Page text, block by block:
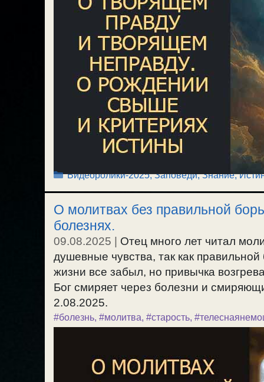
Рубрики
Видеоролики-2025,Заповеди,Знание,
О молитвах без правильной
болезнях.
09.08.2025 | Отец много лет читал
душевные чувства, так как
жизни все забыл, но привычка
Бог смиряет через болезни и
2.08.2025.
#болезнь, #молитва, #старость,